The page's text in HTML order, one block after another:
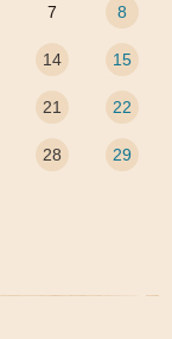
7 8
14 15
21 22
28 29